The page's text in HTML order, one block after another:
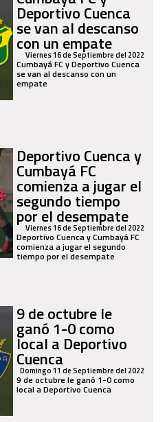
Deportivo Cuenca
se van al descanso
con un empate
Viernes 16 de Septiembre del 2022
Cumbayá FC y Deportivo Cuenca
se van al descanso con un
empate
Deportivo Cuenca y
Cumbayá FC
comienza a jugar el
segundo tiempo
por el desempate
Viernes 16 de Septiembre del 2022
Deportivo Cuenca y Cumbayá FC
comienza a jugar el segundo
tiempo por el desempate
9 de octubre le
ganó 1-0 como
local a Deportivo
Cuenca
Domingo 11 de Septiembre del 2022
9 de octubre le ganó 1-0 como
local a Deportivo Cuenca